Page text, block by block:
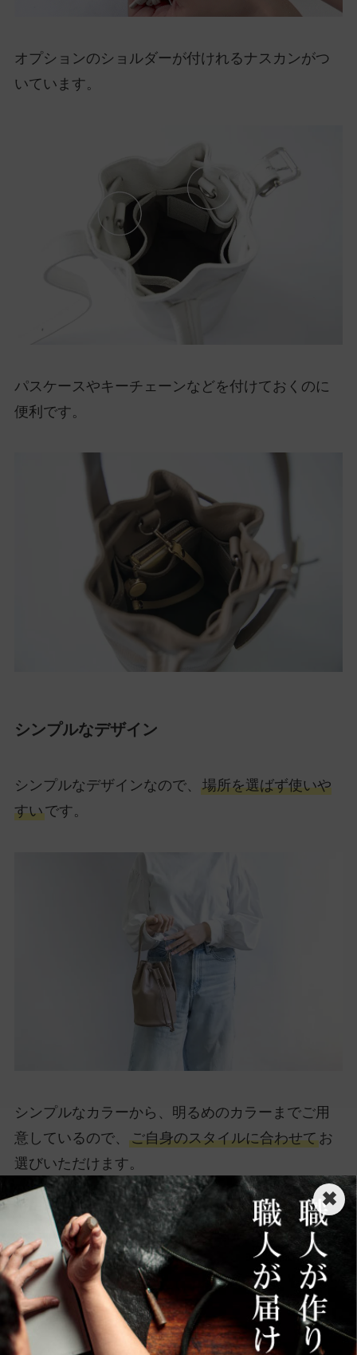
オプションのショルダーが付けれるナスカンがつ
いています。
パスケースやキーチェーンなどを付けておくのに
便利です。
シンプルなデザイン
シンプルなデザインなので、 場所を選ばず使いや
すいです。
シンプルなカラーから、明るめのカラーまでご用
意しているので、 ご自身のスタイルに合わせてお
選びいただけます。
✖